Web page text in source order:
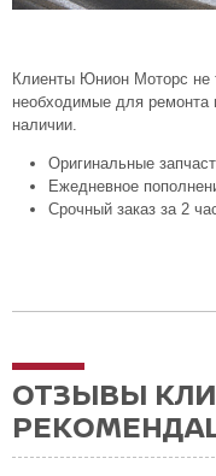
Клиенты Юнион Моторс не
необходимые для ремонта
наличии.
Оригинальные
Ежедневное
Срочный заказ за 2
ОТЗЫВЫ